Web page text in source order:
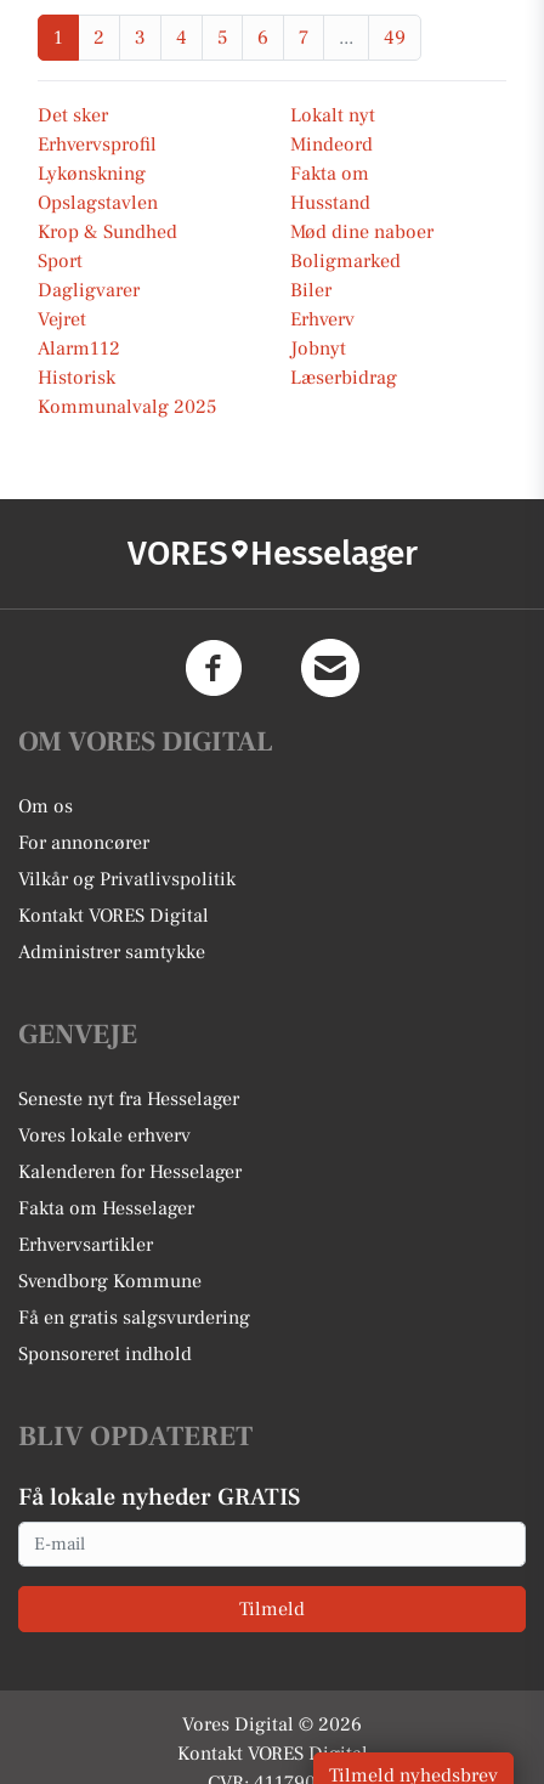
1 2 3 4 5 6 7 ... 49
Det sker
Lokalt nyt
Erhvervsprofil
Mindeord
Lykønskning
Fakta om
Opslagstavlen
Husstand
Krop & Sundhed
Mød dine naboer
Sport
Boligmarked
Dagligvarer
Biler
Vejret
Erhverv
Alarm112
Jobnyt
Historisk
Læserbidrag
Kommunalvalg 2025
VORES Hesselager
OM VORES DIGITAL
Om os
For annoncører
Vilkår og Privatlivspolitik
Kontakt VORES Digital
Administrer samtykke
GENVEJE
Seneste nyt fra Hesselager
Vores lokale erhverv
Kalenderen for Hesselager
Fakta om Hesselager
Erhvervsartikler
Svendborg Kommune
Få en gratis salgsvurdering
Sponsoreret indhold
BLIV OPDATERET
Få lokale nyheder GRATIS
Email
Tilmeld
Vores Digital © 2026
Kontakt VORES Digital
Tilmeld nyhedsbrev